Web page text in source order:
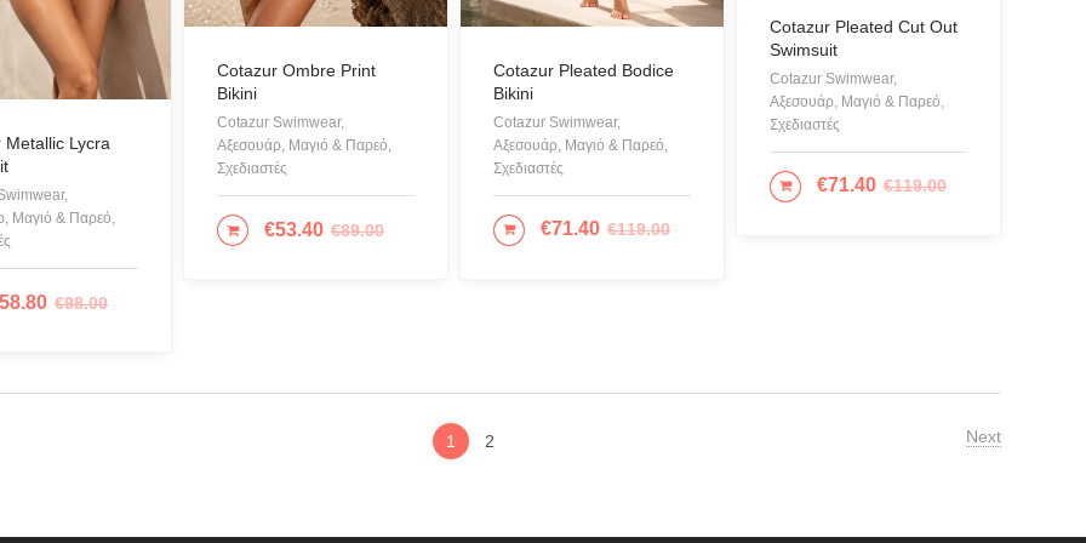
Πίνακες - Painting
Πλεκτά
Πουκάμισα
Ρούχα
Ψιλό πλεκτό
Metallic Lycra
Μαγιό & Παρεό,
€98.00
58.80
Cotazur Ombre Print
Bikini
Cotazur Swimwear,
Αξεσουάρ, Μαγιό & Παρεό,
Σχεδιαστές
€89.00
€53.40
ΕΠΙΛΟΓΉ
Cotazur Pleated Bodice
Bikini
Cotazur Swimwear,
Αξεσουάρ, Μαγιό & Παρεό,
Σχεδιαστές
€119.00
€71.40
ΕΠΙΛΟΓΉ
Cotazur Pleated Cut Out
Swimsuit
Cotazur Swimwear,
Αξεσουάρ, Μαγιό & Παρεό,
Σχεδιαστές
€119.00
€71.40
ΕΠΙΛΟΓΉ
1 2 Next